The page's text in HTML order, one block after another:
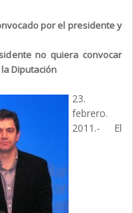
por el presidente y
no quiera convocar
Diputación
23.
febrero.
2011.- El